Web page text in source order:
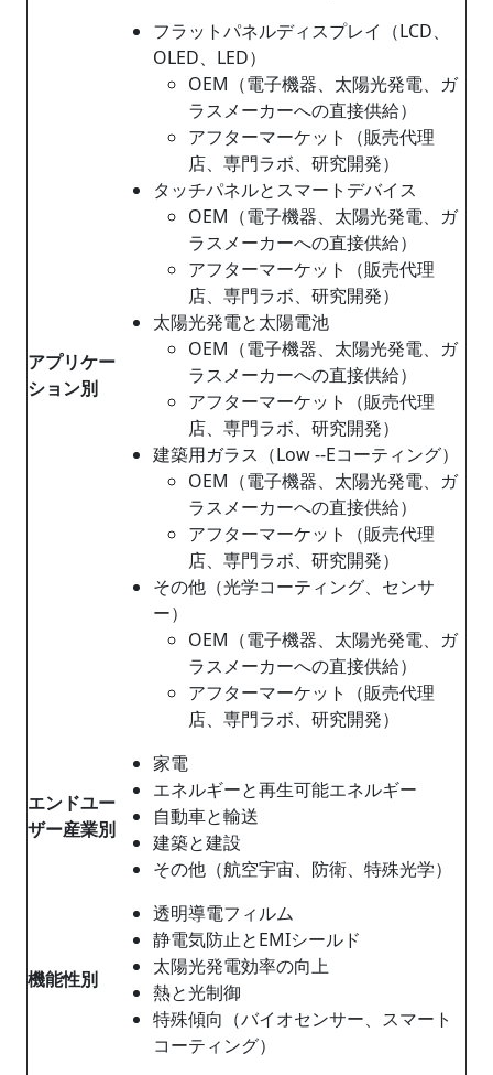
アプリケー
ション別
フラットパネルディスプレイ（LCD、
OLED、LED）
OEM（電子機器、太陽光発電、ガ
ラスメーカーへの直接供給）
アフターマーケット（販売代理
店、専門ラボ、研究開発）
タッチパネルとスマートデバイス
OEM（電子機器、太陽光発電、ガ
ラスメーカーへの直接供給）
アフターマーケット（販売代理
店、専門ラボ、研究開発）
太陽光発電と太陽電池
OEM（電子機器、太陽光発電、ガ
ラスメーカーへの直接供給）
アフターマーケット（販売代理
店、専門ラボ、研究開発）
建築用ガラス（Low ‑-Eコーティング）
OEM（電子機器、太陽光発電、ガ
ラスメーカーへの直接供給）
アフターマーケット（販売代理
店、専門ラボ、研究開発）
その他（光学コーティング、センサ
ー）
OEM（電子機器、太陽光発電、ガ
ラスメーカーへの直接供給）
アフターマーケット（販売代理
店、専門ラボ、研究開発）
エンドユー
ザー産業別
家電
エネルギーと再生可能エネルギー
自動車と輸送
建築と建設
その他（航空宇宙、防衛、特殊光学）
機能性別
透明導電フィルム
静電気防止とEMIシールド
太陽光発電効率の向上
熱と光制御
特殊傾向（バイオセンサー、スマート
コーティング）